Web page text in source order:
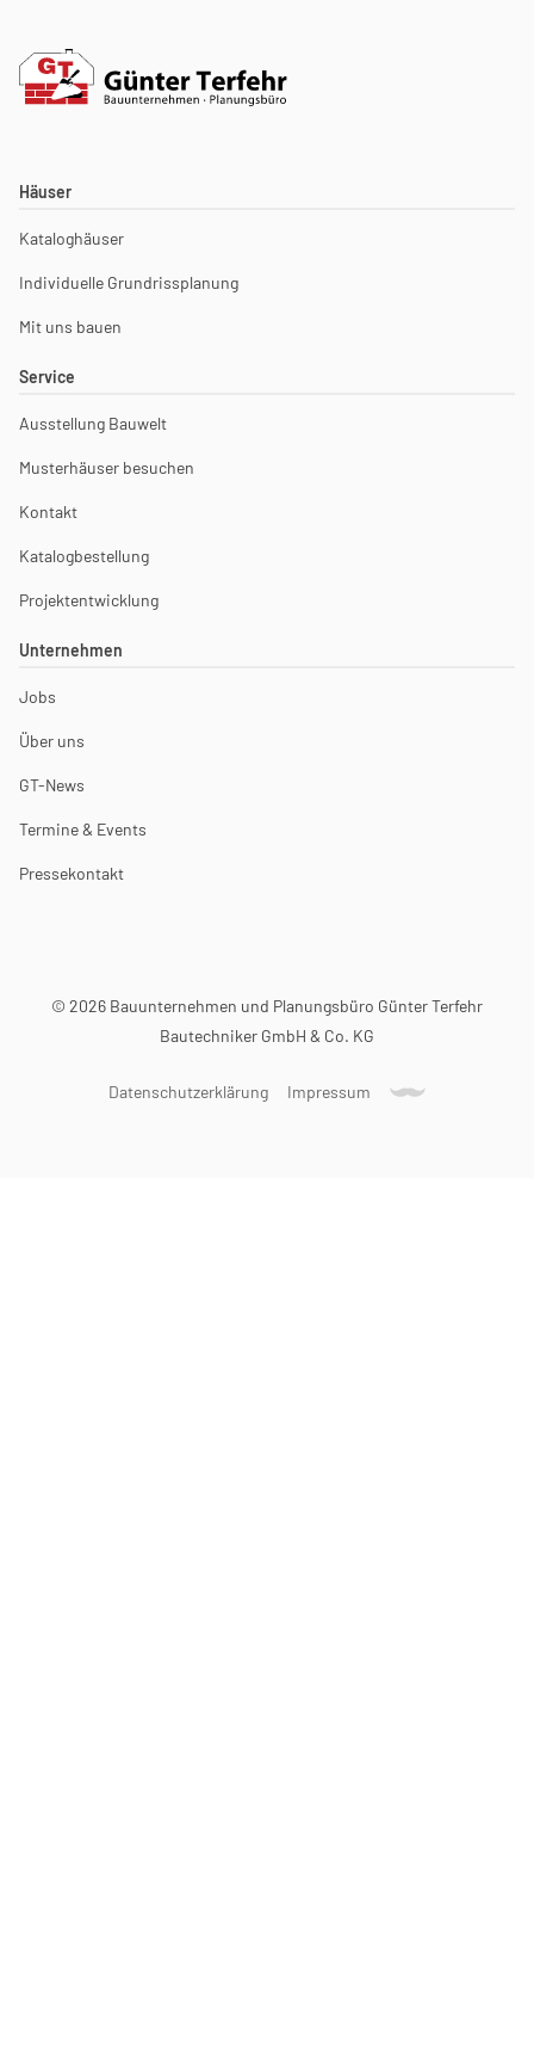
Häuser
Kataloghäuser
Individuelle Grundrissplanung
Mit uns bauen
Service
Ausstellung Bauwelt
Musterhäuser besuchen
Kontakt
Katalogbestellung
Projektentwicklung
Unternehmen
Jobs
Über uns
GT-News
Termine & Events
Pressekontakt
Datenschutzerklärung Impressum
© 2026 Bauunternehmen und Planungsbüro Günter Terfehr
Bautechniker GmbH & Co. KG